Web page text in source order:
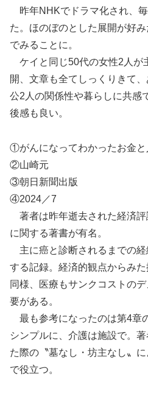
昨年NHKでドラマ化され、
た。ほのぼのとした展開が好
でみることに。
ケイと同じ50代の女性2人が
開、文章も全てしっくりきて
公2人の関係性や暮らしに共感
後感も良い。
①がんになってわかったお金と
②山崎元
③朝日新聞出版
④2024／7
著者は昨年逝去された経済
に関する著書が有名。
主に癌と診断されるまでの経
する記録。経済的観点からみ
同様、医療もサンクコストの
要がある。
最も参考になったのは第4章
シンプルに、介護は施設で。
た際の〝墓なし・坊主なし〟
で役立つ。